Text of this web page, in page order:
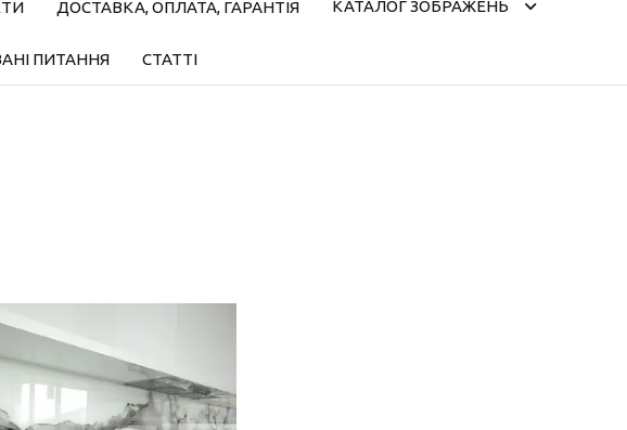
ДОСТАВКА, ОПЛАТА, ГАРАНТІЯ КАТАЛОГ ЗОБРАЖЕНЬ
ПИТАННЯ СТАТТІ